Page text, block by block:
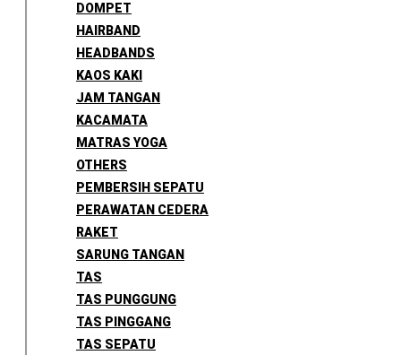
DOMPET
HAIRBAND
HEADBANDS
KAOS KAKI
JAM TANGAN
KACAMATA
MATRAS YOGA
OTHERS
PEMBERSIH SEPATU
PERAWATAN CEDERA
RAKET
SARUNG TANGAN
TAS
TAS PUNGGUNG
TAS PINGGANG
TAS SEPATU